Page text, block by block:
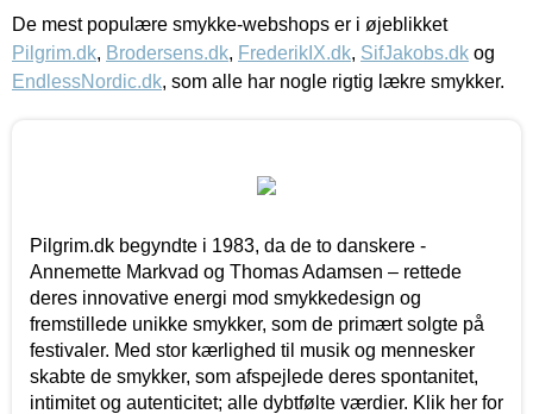
De mest populære smykke-webshops er i øjeblikket
Pilgrim.dk, Brodersens.dk, FrederikIX.dk, SifJakobs.dk og
EndlessNordic.dk, som alle har nogle rigtig lækre smykker.
Pilgrim.dk begyndte i 1983, da de to danskere -
Annemette Markvad og Thomas Adamsen – rettede
deres innovative energi mod smykkedesign og
fremstillede unikke smykker, som de primært solgte på
festivaler. Med stor kærlighed til musik og mennesker
skabte de smykker, som afspejlede deres spontanitet,
intimitet og autenticitet; alle dybtfølte værdier. Klik her for